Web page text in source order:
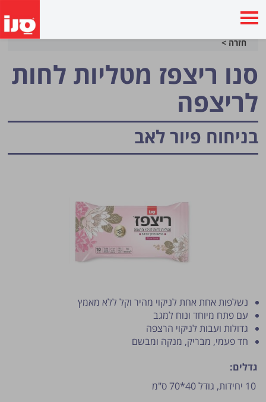
חזרה >
סנו ריצפז מטליות לחות
לריצפה
בניחוח פיור לאב
נשלפות אחת אחת לניקוי מהיר וקל ללא מאמץ
עם פתח מיוחד ונוח למגב
גדולות ועבות לניקוי הרצפה
חד פעמי, מבריק, מנקה ומבשם
גדלים:
10 יחידות, גודל 40*70 ס"מ
פרסום הטיפ מותנה לשיקול מנהל האתר.